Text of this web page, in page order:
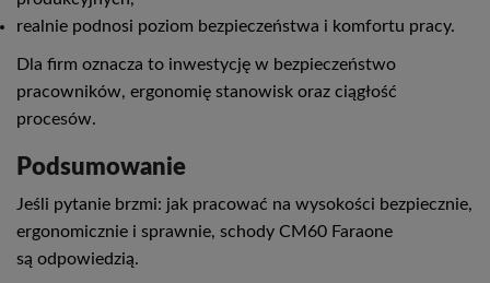
realnie podnosi poziom bezpieczeństwa i komfortu pracy.
Dla firm oznacza to inwestycję w bezpieczeństwo
pracowników, ergonomię stanowisk oraz ciągłość
procesów.
Podsumowanie
Jeśli pytanie brzmi: jak pracować na wysokości bezpiecznie,
ergonomicznie i sprawnie, schody CM60 Faraone
są odpowiedzią.